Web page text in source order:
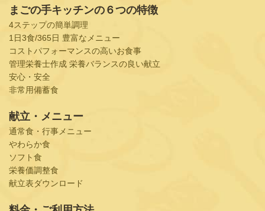
まごの手キッチンの６つの特徴
4ステップの簡単調理
1日3食/365日 豊富なメニュー
コストパフォーマンスの高いお食事
管理栄養士作成 栄養バランスの良い献立
安心・安全
非常用備蓄食
献立・メニュー
通常食・行事メニュー
やわらか食
ソフト食
栄養価調整食
献立表ダウンロード